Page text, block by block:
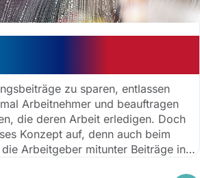
zu sparen, entlassen
Arbeitnehmer und beauftragen
die deren Arbeit erledigen. Doch
Konzept auf, denn auch beim
Arbeitgeber mitunter Beiträge in